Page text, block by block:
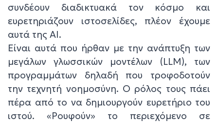
συνδέουν διαδικτυακά τον κόσμο και
ευρετηριάζουν ιστοσελίδες, πλέον έχουμε
αυτά της ΑΙ.
Είναι αυτά που ήρθαν με την ανάπτυξη των
μεγάλων γλωσσικών μοντέλων (LLM), των
προγραμμάτων δηλαδή που τροφοδοτούν
την τεχνητή νοημοσύνη. Ο ρόλος τους πάει
πέρα από το να δημιουργούν ευρετήριο του
ιστού. «Ρουφούν» το περιεχόμενο σε